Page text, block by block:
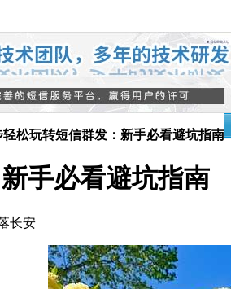
轻松玩转短信群发：新手必看避坑指南
手必看避坑指南
长安